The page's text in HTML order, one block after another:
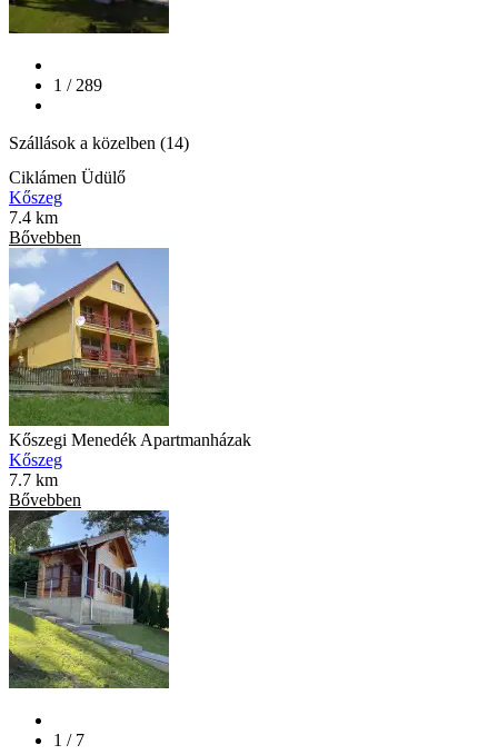
1 / 289
Szállások a közelben (14)
Ciklámen Üdülő
Kőszeg
7.4 km
Bővebben
Kőszegi Menedék Apartmanházak
Kőszeg
7.7 km
Bővebben
1 / 7